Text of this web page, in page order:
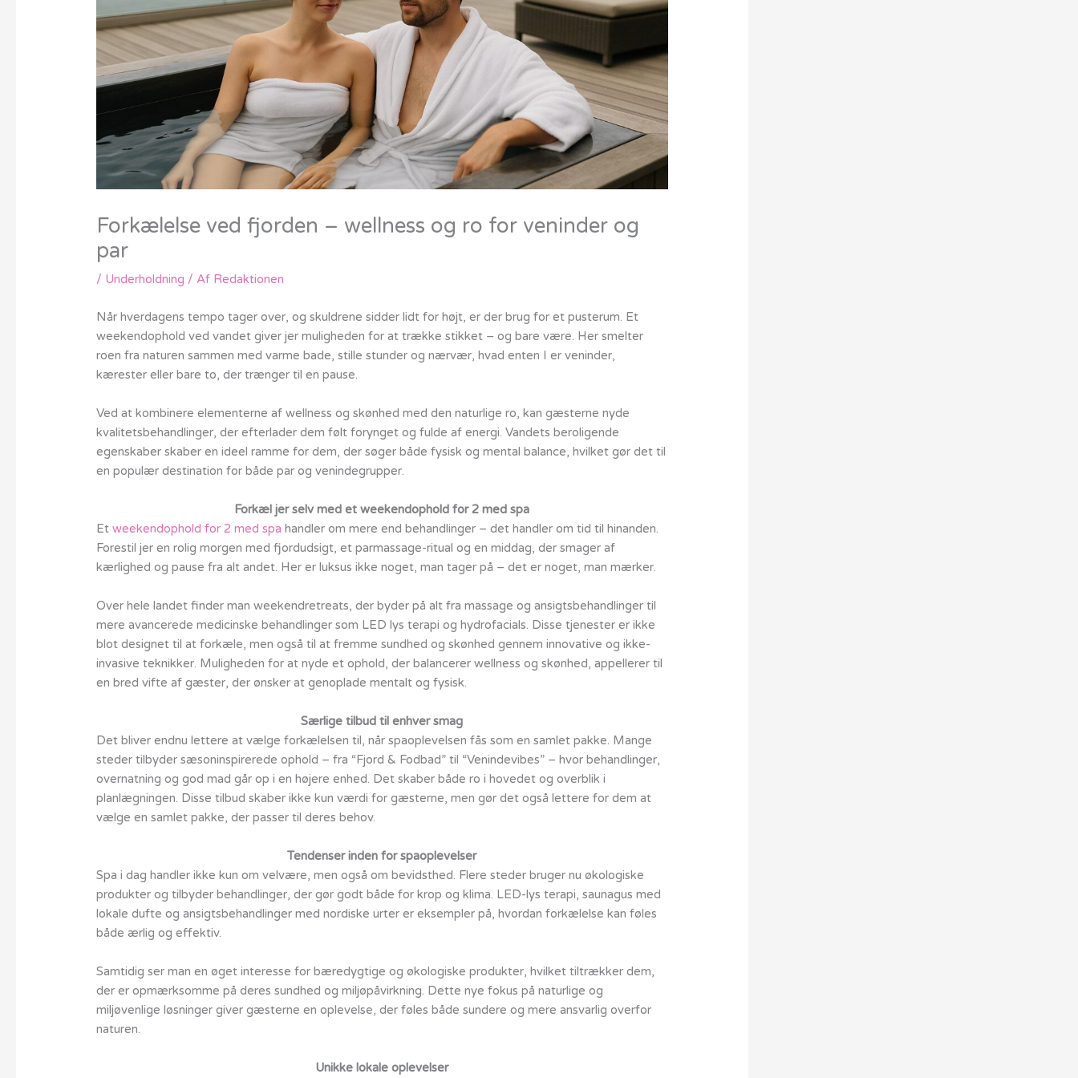
Forkælelse ved fjorden – wellness og ro for veninder og
par
/ Underholdning / Af Redaktionen
Når hverdagens tempo tager over, og skuldrene sidder lidt for højt, er der brug for et pusterum. Et
weekendophold ved vandet giver jer muligheden for at trække stikket – og bare være. Her smelter
roen fra naturen sammen med varme bade, stille stunder og nærvær, hvad enten I er veninder,
kærester eller bare to, der trænger til en pause.
Ved at kombinere elementerne af wellness og skønhed med den naturlige ro, kan gæsterne nyde
kvalitetsbehandlinger, der efterlader dem følt forynget og fulde af energi. Vandets beroligende
egenskaber skaber en ideel ramme for dem, der søger både fysisk og mental balance, hvilket gør det til
en populær destination for både par og venindegrupper.
Forkæl jer selv med et weekendophold for 2 med spa
Etweekendophold for 2 med spa handler om mere end behandlinger – det handler om tid til hinanden.
Forestil jer en rolig morgen med fjordudsigt, et parmassage-ritual og en middag, der smager af
kærlighed og pause fra alt andet. Her er luksus ikke noget, man tager på – det er noget, man mærker.
Over hele landet finder man weekendretreats, der byder på alt fra massage og ansigtsbehandlinger til
mere avancerede medicinske behandlinger som LED lys terapi og hydrofacials. Disse tjenester er ikke
blot designet til at forkæle, men også til at fremme sundhed og skønhed gennem innovative og ikke-
invasive teknikker. Muligheden for at nyde et ophold, der balancerer wellness og skønhed, appellerer til
en bred vifte af gæster, der ønsker at genoplade mentalt og fysisk.
Særlige tilbud til enhver smag
Det bliver endnu lettere at vælge forkælelsen til, når spaoplevelsen fås som en samlet pakke. Mange
steder tilbyder sæsoninspirerede ophold – fra “Fjord & Fodbad” til “Venindevibes” – hvor behandlinger,
overnatning og god mad går op i en højere enhed. Det skaber både ro i hovedet og overblik i
planlægningen. Disse tilbud skaber ikke kun værdi for gæsterne, men gør det også lettere for dem at
vælge en samlet pakke, der passer til deres behov.
Tendenser inden for spaoplevelser
Spa i dag handler ikke kun om velvære, men også om bevidsthed. Flere steder bruger nu økologiske
produkter og tilbyder behandlinger, der gør godt både for krop og klima. LED-lys terapi, saunagus med
lokale dufte og ansigtsbehandlinger med nordiske urter er eksempler på, hvordan forkælelse kan føles
både ærlig og effektiv.
Samtidig ser man en øget interesse for bæredygtige og økologiske produkter, hvilket tiltrækker dem,
der er opmærksomme på deres sundhed og miljøpåvirkning. Dette nye fokus på naturlige og
miljøvenlige løsninger giver gæsterne en oplevelse, der føles både sundere og mere ansvarlig overfor
naturen.
Unikke lokale oplevelser